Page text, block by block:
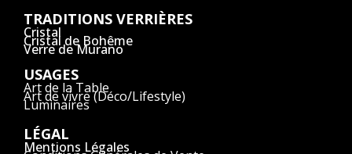
TRADITIONS VERRIÈRES
Cristal
Cristal de Bohême
Verre de Murano
USAGES
Art de la Table
Art de vivre (Déco/Lifestyle)
Luminaires
LÉGAL
Mentions Légales